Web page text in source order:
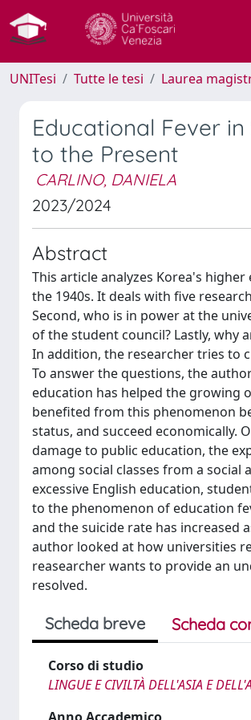
UNITesi Tutte le tesi Laurea
Educational Fever
to the Present
CARLINO, DANIELA
2023/2024
Abstract
This article analyzes Korea's
the 1940s. It deals with five
Second, who is in power at the
of the student council? Lastly, why
In addition, the researcher tries to
To answer the questions, the
education has helped the growing
benefited from this phenomenon
status, and succeed economically.
damage to public education, the
among social classes from a social
excessive English education,
to the phenomenon of education
and the suicide rate has increased
author looked at how universities
reasearcher wants to provide an
resolved.
Scheda breve Scheda
Corso di studio
LINGUE E CIVILTÀ DELL'ASIA E